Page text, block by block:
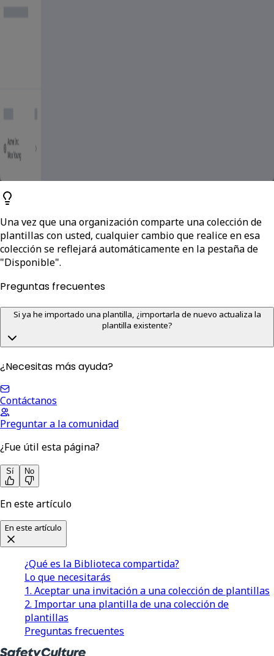
Una vez que una organización comparte una colección de
plantillas con usted, cualquier cambio que realice en esa
colección se reflejará automáticamente en la pestaña de
"Disponible".
Preguntas frecuentes
Si ya he importado una plantilla, ¿importarla de nuevo actualiza la
plantilla existente?
¿Necesitas más ayuda?
Contáctanos
Preguntar a la comunidad
¿Fue útil esta página?
Sí No
En este artículo
En este artículo
¿Qué es la Biblioteca compartida?
Lo que necesitarás
1. Aceptar una invitación a una colección de plantillas
2. Importar una plantilla de una colección de
plantillas
Preguntas frecuentes